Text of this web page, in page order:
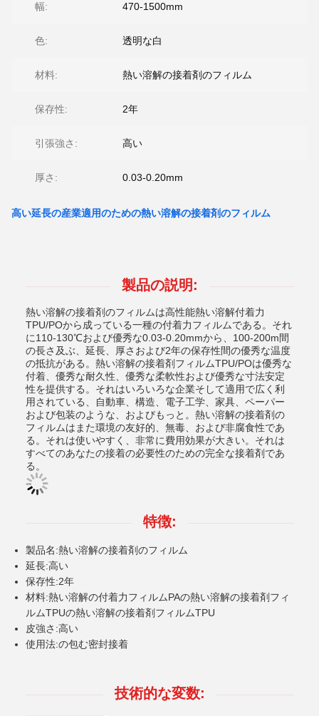
幅: 470-1500mm
色: 透明な白
材料: 熱い溶解の接着剤のフィルム
保存性: 2年
引張強さ: 高い
厚さ: 0.03-0.20mm
高い延長の産業適用のための熱い溶解の接着剤のフィルム
製品の説明:
熱い溶解の接着剤のフィルムは高性能熱い溶解付着力
TPU/POから成っている一種の付着力フィルムである。それ
に110-130℃および優秀な0.03-0.20mmから、100-200m間
の長さ及ぶ、延長、厚さおよび2年の保存性間の優秀な温度
の抵抗がある。熱い溶解の接着剤フィルムTPU/POは優秀な
付着、優秀な耐久性、優秀な柔軟性および優秀な寸法安定
性を提供する。それはいろいろな企業そして適用で広く利
用されている、自動車、構造、電子工学、家具、ペーパー
および包装のような、およびもっと。熱い溶解の接着剤の
フィルムはまた環境の友好的、無毒、および非腐食性であ
る。それは使いやすく、非常に費用効果が大きい。それは
すべてのあなたの接着の必要性のための完全な接着剤であ
る。
特徴:
製品名:熱い溶解の接着剤のフィルム
延長:高い
保存性:2年
材料:熱い溶解の付着力フィルムPAの熱い溶解の接着剤フィ
ルムTPUの熱い溶解の接着剤フィルムTPU
皮強さ:高い
使用法:の包む密封接着
技術的な変数: